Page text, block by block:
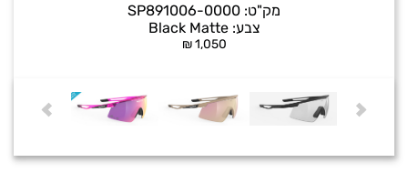
מק"ט: SP891006-0000
צבע:Black Matte
₪1,050